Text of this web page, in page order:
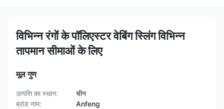
विभिन्न रंगों के पॉलिएस्टर वेबिंग स्लिंग विभिन्न
तापमान सीमाओं के लिए
मूल गुण
उत्पत्ति का स्थान:
चीन
ब्रांड नाम:
Anfeng